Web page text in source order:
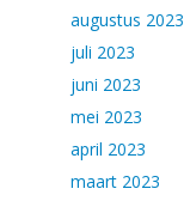
augustus 2023
juli 2023
juni 2023
mei 2023
april 2023
maart 2023